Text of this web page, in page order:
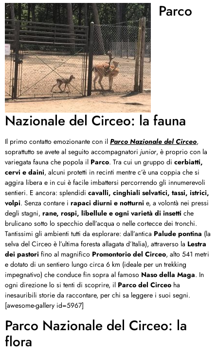
Parco
Nazionale del Circeo: la fauna
Il primo contatto emozionante con il Parco Nazionale del Circeo,
soprattutto se avete al seguito accompagnatori junior, è proprio con la
variegata fauna che popola il Parco. Tra cui un gruppo di cerbiatti,
cervi e daini, alcuni protetti in recinti mentre c’è una coppia che si
aggira libera e in cui è facile imbattersi percorrendo gli innumerevoli
sentieri. E ancora: splendidi cavalli, cinghiali selvatici, tassi, istrici,
volpi. Senza contare i rapaci diurni e notturni e, a volontà nei pressi
degli stagni, rane, rospi, libellule e ogni varietà di insetti che
brulicano sotto lo specchio dell’acqua o nelle cortecce dei tronchi.
Tantissimi gli ambienti tutti da esplorare: dall’antica Palude pontina (la
selva del Circeo è l’ultima foresta allagata d’Italia), attraverso la Lestra
dei pastori fino al magnifico Promontorio del Circeo, alto 541 metri
e dotato di un sentiero lungo circa 6 km (ideale per un trekking
impegnativo) che conduce fin sopra al famoso Naso della Maga. In
ogni direzione lo si tenti di scoprire, il Parco del Circeo ha
inesauribili storie da raccontare, per chi sa leggere i suoi segni.
[awesome-gallery id=5967]
Parco Nazionale del Circeo: la
flora